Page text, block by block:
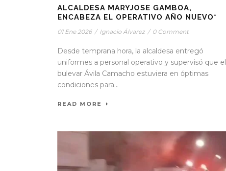
ALCALDESA MARYJOSE GAMBOA,
ENCABEZA EL OPERATIVO AÑO NUEVO*
01 Ene 2026 / Ignacio Álvarez / 0 Comment
Desde temprana hora, la alcaldesa entregó
uniformes a personal operativo y supervisó que el
bulevar Ávila Camacho estuviera en óptimas
condiciones para...
READ MORE